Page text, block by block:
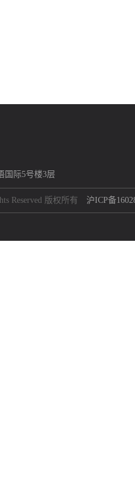
国际5号楼3层
Reserved 版权所有 沪ICP备